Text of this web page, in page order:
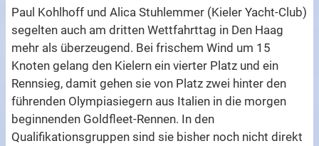
Paul Kohlhoff und Alica Stuhlemmer (Kieler Yacht-Club)
segelten auch am dritten Wettfahrttag in Den Haag
mehr als überzeugend. Bei frischem Wind um 15
Knoten gelang den Kielern ein vierter Platz und ein
Rennsieg, damit gehen sie von Platz zwei hinter den
führenden Olympiasiegern aus Italien in die morgen
beginnenden Goldfleet-Rennen. In den
Qualifikationsgruppen sind sie bisher noch nicht direkt